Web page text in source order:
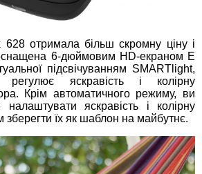
отримала більш скромну ціну і
6-дюймовим HD-екраном E
підсвічуванням SMARTlight,
регулює яскравість і колірну
Крім автоматичного режиму, ви
налаштувати яскравість і колірну
зберегти їх як шаблон на майбутнє.